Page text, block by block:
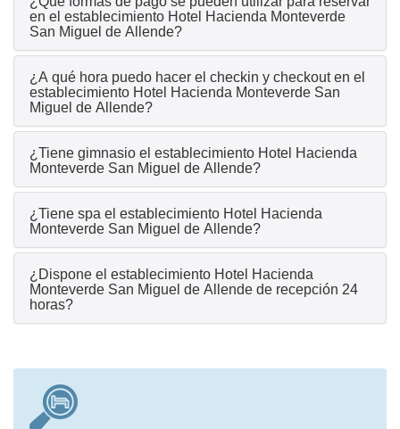
en el establecimiento Hotel Hacienda Monteverde
San Miguel de Allende?
¿A qué hora puedo hacer el checkin y checkout en el
establecimiento Hotel Hacienda Monteverde San
Miguel de Allende?
¿Tiene gimnasio el establecimiento Hotel Hacienda
Monteverde San Miguel de Allende?
¿Tiene spa el establecimiento Hotel Hacienda
Monteverde San Miguel de Allende?
¿Dispone el establecimiento Hotel Hacienda
Monteverde San Miguel de Allende de recepción 24
horas?